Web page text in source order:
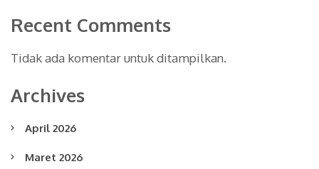
Recent Comments
Tidak ada komentar untuk ditampilkan.
Archives
April 2026
Maret 2026